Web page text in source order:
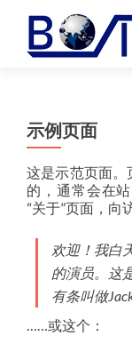
示例页面
这是示范页面。
的，通常会在
“关于”页面，向
欢迎！我白
的演员。这
有条叫做
……或这个：